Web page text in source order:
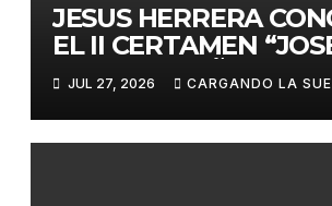
JESUS HERRERA
EL II CERTAMEN
CALATRAVEÑO”
JUL 27, 2026 CARGANDO LA